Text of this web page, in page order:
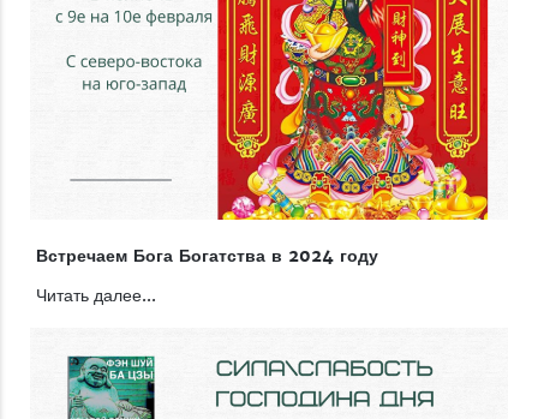
Встречаем Бога Богатства в 2024 году
Читать далее...